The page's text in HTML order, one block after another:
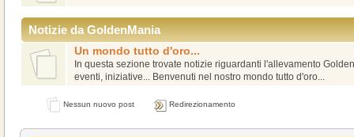
Notizie da GoldenMania
Un mondo tutto d'oro...
In questa sezione trovate notizie riguardanti l'allevamento
eventi, iniziative... Benvenuti nel nostro mondo tutto d'oro...
Nessun nuovo post Redirezionamento